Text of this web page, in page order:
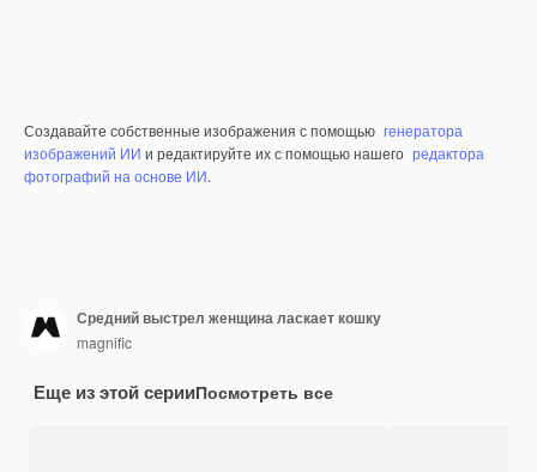
Создавайте собственные изображения с помощью генератора
изображений ИИ и редактируйте их с помощью нашего редактора
фотографий на основе ИИ.
Средний выстрел женщина ласкает кошку
magnific
Еще из этой серииПосмотреть все